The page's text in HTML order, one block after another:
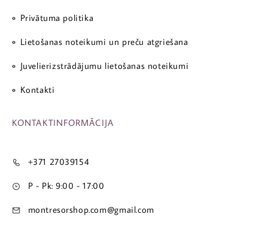
Privātuma politika
Lietošanas noteikumi un preču atgriešana
Juvelierizstrādājumu lietošanas noteikumi
Kontakti
KONTAKTINFORMĀCIJA
+371 27039154
P - Pk: 9:00 - 17:00
montresorshop.com@gmail.com